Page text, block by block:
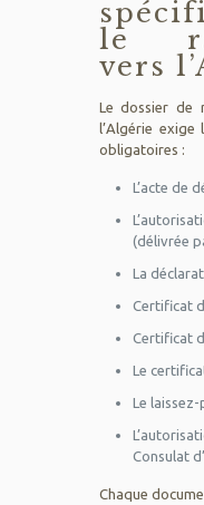
le
vers
Le dossier de
l’Algérie
obligatoires :
L’acte de
(délivrée
La
Certificat
Certificat
Le
Le
Consulat
Chaque